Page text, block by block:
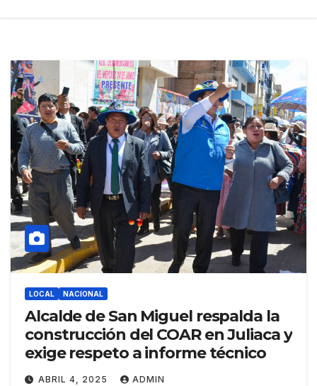
LOCAL NACIONAL
Alcalde de San Miguel respalda la
construcción del COAR en Juliaca y
exige respeto a informe técnico
ABRIL 4, 2025 ADMIN